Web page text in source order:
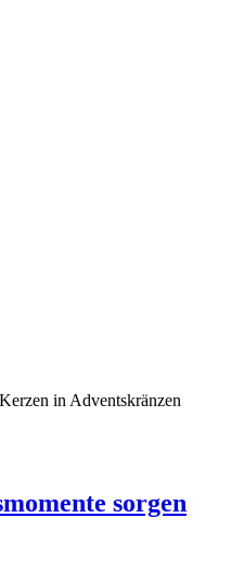
in Adventskränzen
sorgen